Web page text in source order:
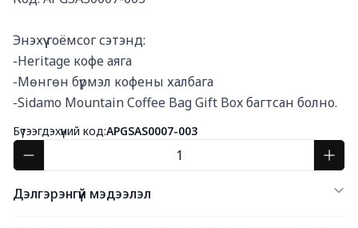
Энэхүү гоёмсог сэтэнд:
-Heritage кофе аяга
-Мөнгөн бүрмэл кофены халбага
-Sidamo Mountain Coffee Bag Gift Box багтсан болно.
Бүтээгдэхүүний код:APGSAS0007-003
Дэлгэрэнгүй мэдээлэл